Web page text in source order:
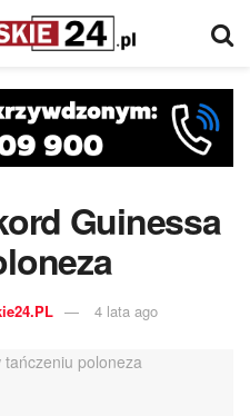
Guinessa
4 lata ago